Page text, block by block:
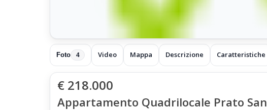
Foto 4 Video Mappa Descrizione Caratteristiche
€ 218.000
Appartamento Quadrilocale Prato